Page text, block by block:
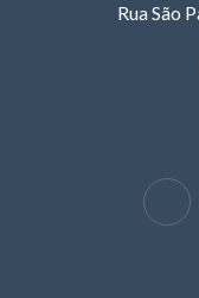
Rua São